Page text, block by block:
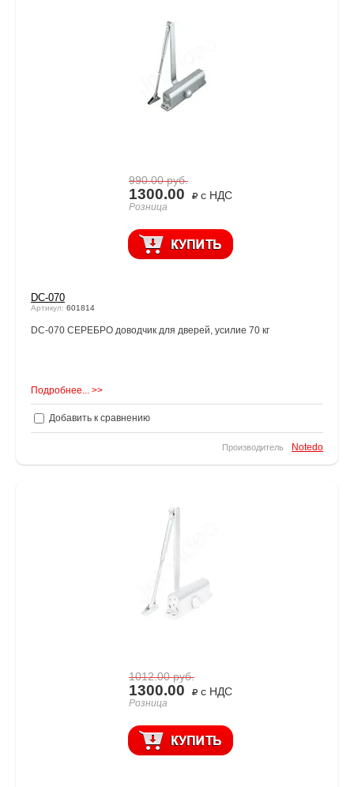
990.00руб.
1300.00 с НДС
Розница
DC-070
Артикул: 601814
DC-070 СЕРЕБРО доводчик для дверей, усилие 70 кг
Подробнее... >>
Добавить к сравнению
Производитель Notedo
1012.00руб.
1300.00 с НДС
Розница